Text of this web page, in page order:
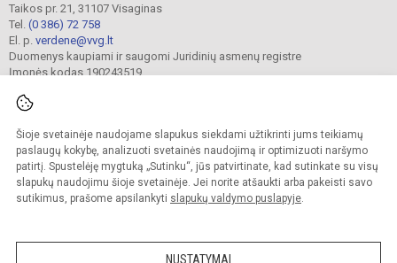
Šioje svetainėje naudojame slapukus siekdami užtikrinti jums teikiamų
paslaugų kokybę, analizuoti svetainės naudojimą ir optimizuoti naršymo
patirtį. Spustelėję mygtuką „Sutinku“, jūs patvirtinate, kad sutinkate su visų
slapukų naudojimu šioje svetainėje. Jei norite atšaukti arba pakeisti savo
sutikimus, prašome apsilankyti slapukų valdymo puslapyje.
NUSTATYMAI
Taikos pr. 21, 31107 Visaginas
Tel. (0 386) 72 758
El. p. verdene@vvg.lt
Duomenys kaupiami ir saugomi Juridinių asmenų registre
Įmonės kodas 190243519
© 2022. Visagino „Verdenės“ gimnazija. Visos teisės saugomos.
Kopijuoti turinį be raštiško gimnazijos sutikimo griežtai draudžiama.
Versija neįgaliesiems Slapukų valdymas
Sumanus būdas atnaujinti